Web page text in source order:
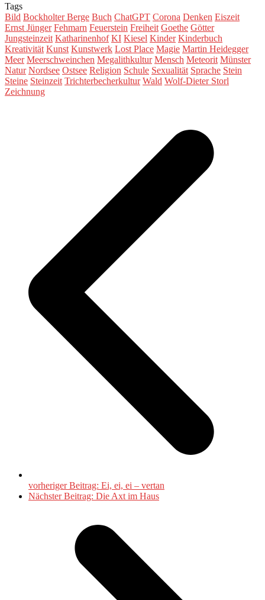
Tags
Bild Bockholter Berge Buch ChatGPT Corona Denken Eiszeit
Ernst Jünger Fehmarn Feuerstein Freiheit Goethe Götter
Jungsteinzeit Katharinenhof KI Kiesel Kinder Kinderbuch
Kreativität Kunst Kunstwerk Lost Place Magie Martin Heidegger
Meer Meerschweinchen Megalithkultur Mensch Meteorit Münster
Natur Nordsee Ostsee Religion Schule Sexualität Sprache Stein
Steine Steinzeit Trichterbecherkultur Wald Wolf-Dieter Storl
Zeichnung
vorheriger Beitrag: Ei, ei, ei – vertan
Nächster Beitrag: Die Axt im Haus